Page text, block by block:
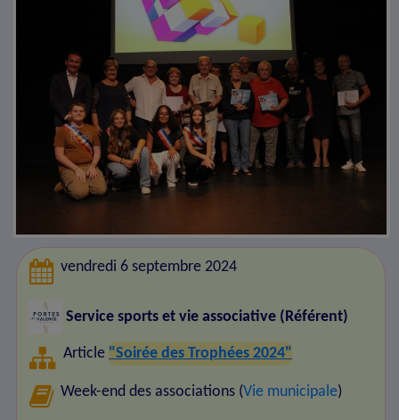
vendredi 6 septembre 2024
Service sports et vie associative (Référent)
Article "Soirée des Trophées 2024"
Week-end des associations (Vie municipale)